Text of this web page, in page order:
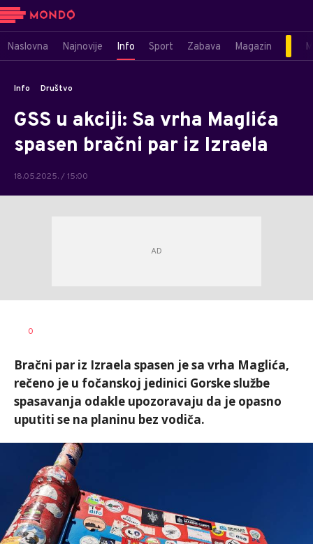
Naslovna Najnovije Info Sport Zabava Magazin
Info Društvo
GSS u akciji: Sa vrha Maglića
spasen bračni par iz Izraela
18.05.2025. / 15:00
AUTOR
0
Bračni par iz Izraela spasen je sa vrha Maglića,
rečeno je u fočanskoj jedinici Gorske službe
spasavanja odakle upozoravaju da je opasno
uputiti se na planinu bez vodiča.